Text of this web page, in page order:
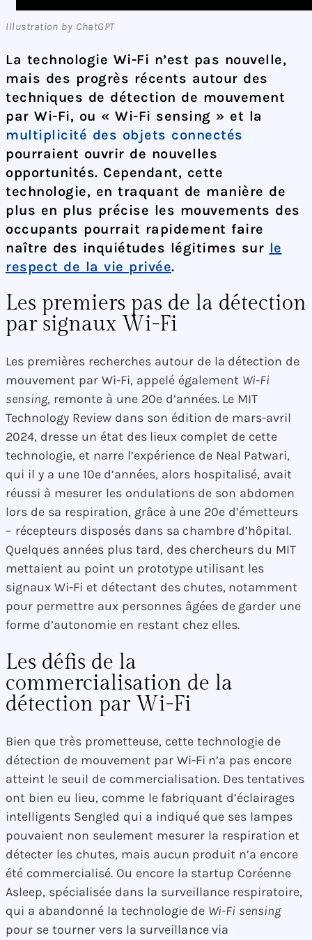
Illustration by ChatGPT
La technologie Wi-Fi n’est pas nouvelle,
mais des progrès récents autour des
techniques de détection de mouvement
par Wi-Fi, ou « Wi-Fi sensing » et la
multiplicité des objets connectés
pourraient ouvrir de nouvelles
opportunités. Cependant, cette
technologie, en traquant de manière de
plus en plus précise les mouvements des
occupants pourrait rapidement faire
naître des inquiétudes légitimes sur le
respect de la vie privée.
Les premiers pas de la détection
par signaux Wi-Fi
Les premières recherches autour de la détection de
mouvement par Wi-Fi, appelé également Wi-Fi
sensing, remonte à une 20e d’années. Le MIT
Technology Review dans son édition de mars-avril
2024, dresse un état des lieux complet de cette
technologie, et narre l’expérience de Neal Patwari,
qui il y a une 10e d’années, alors hospitalisé, avait
réussi à mesurer les ondulations de son abdomen
lors de sa respiration, grâce à une 20e d’émetteurs
– récepteurs disposés dans sa chambre d’hôpital.
Quelques années plus tard, des chercheurs du MIT
mettaient au point un prototype utilisant les
signaux Wi-Fi et détectant des chutes, notamment
pour permettre aux personnes âgées de garder une
forme d’autonomie en restant chez elles.
Les défis de la
commercialisation de la
détection par Wi-Fi
Bien que très prometteuse, cette technologie de
détection de mouvement par Wi-Fi n’a pas encore
atteint le seuil de commercialisation. Des tentatives
ont bien eu lieu, comme le fabriquant d’éclairages
intelligents Sengled qui a indiqué que ses lampes
pouvaient non seulement mesurer la respiration et
détecter les chutes, mais aucun produit n’a encore
été commercialisé. Ou encore la startup Coréenne
Asleep, spécialisée dans la surveillance respiratoire,
qui a abandonné la technologie de Wi-Fi sensing
pour se tourner vers la surveillance via